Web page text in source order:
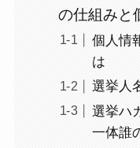
の仕組みと
個人情
は
選挙人
選挙ハ
一体誰